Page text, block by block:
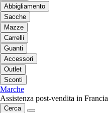
Abbigliamento
Sacche
Mazze
Carrelli
Guanti
Accessori
Outlet
Sconti
Marche
Assistenza post-vendita in Francia
Cerca